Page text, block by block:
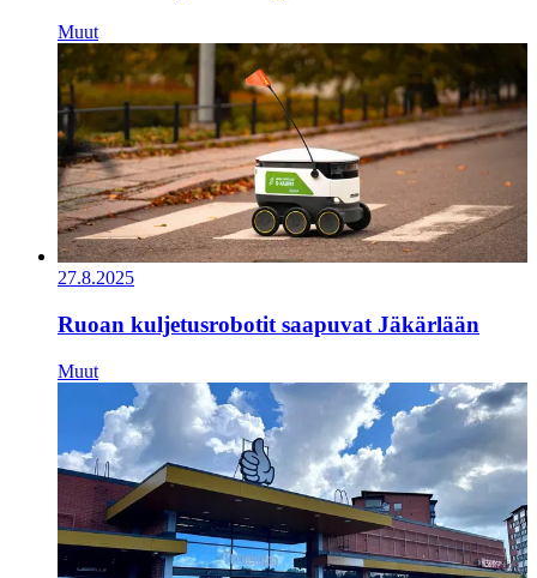
Muut
27.8.2025
Ruoan kuljetusrobotit saapuvat Jäkärlään
Muut